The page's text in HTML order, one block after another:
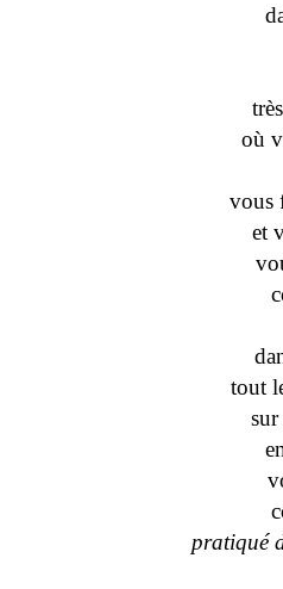
où
vous
et
tout
pratiqué